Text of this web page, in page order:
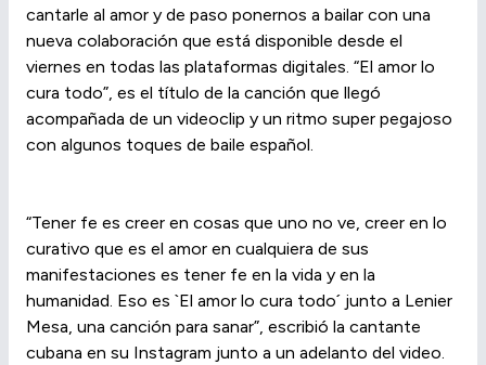
cantarle al amor y de paso ponernos a bailar con una
nueva colaboración que está disponible desde el
viernes en todas las plataformas digitales. “El amor lo
cura todo”, es el título de la canción que llegó
acompañada de un videoclip y un ritmo super pegajoso
con algunos toques de baile español.
“Tener fe es creer en cosas que uno no ve, creer en lo
curativo que es el amor en cualquiera de sus
manifestaciones es tener fe en la vida y en la
humanidad. Eso es `El amor lo cura todo´ junto a Lenier
Mesa, una canción para sanar”, escribió la cantante
cubana en su Instagram junto a un adelanto del video.